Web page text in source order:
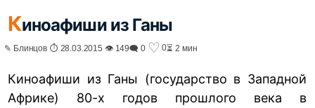
Киноафиши из Ганы
✎ Блинцов ⏱ 28.03.2015 👁 149🗨 0 ♡ 0⏳ 2 мин
Киноафиши из Ганы (государство в Западной
Африке) 80-х годов прошлого века в